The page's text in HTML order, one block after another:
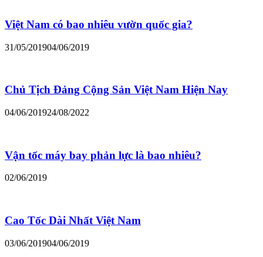
Việt Nam có bao nhiêu vườn quốc gia?
31/05/201904/06/2019
Chủ Tịch Đảng Cộng Sản Việt Nam Hiện Nay
04/06/201924/08/2022
Vận tốc máy bay phản lực là bao nhiêu?
02/06/2019
Cao Tốc Dài Nhất Việt Nam
03/06/201904/06/2019